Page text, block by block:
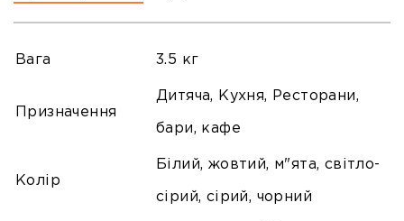
Вага 3.5 кг
Призначення
Дитяча, Кухня, Ресторани,
бари, кафе
Колір
Білий, жовтий, м"ята, світло-
сірий, сірий, чорний